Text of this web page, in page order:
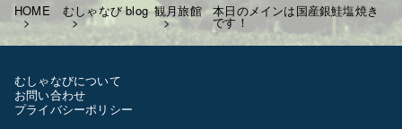
✩相部屋の際はお一人につき-200￥
します
ございません
お客様のご利用お待ちしています
HOME むしゃなび blog 観月旅館 本日のメインは国産銀鮭塩焼き
です！
むしゃなびについて
お問い合わせ
プライバシーポリシー